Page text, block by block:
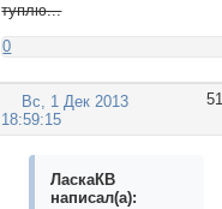
туплю...
0
51
Вс, 1 Дек 2013
18:59:15
ЛаскаКВ
написал(а):